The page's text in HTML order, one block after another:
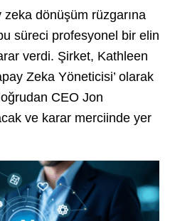
dönüşüm rüzgarına
süreci profesyonel bir elin
verdi. Şirket, Kathleen
Zeka Yöneticisi’ olarak
CEO Jon
ve karar merciinde yer